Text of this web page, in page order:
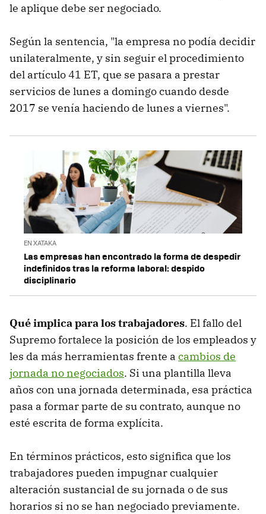
le aplique debe ser negociado.
Según la sentencia, "la empresa no podía decidir
unilateralmente, y sin seguir el procedimiento
del artículo 41 ET, que se pasara a prestar
servicios de lunes a domingo cuando desde
2017 se venía haciendo de lunes a viernes".
EN XATAKA
Las empresas han encontrado la forma de despedir
indefinidos tras la reforma laboral: despido
disciplinario
Qué implica para los trabajadores. El fallo del
Supremo fortalece la posición de los empleados y
les da más herramientas frente a cambios de
jornada no negociados. Si una plantilla lleva
años con una jornada determinada, esa práctica
pasa a formar parte de su contrato, aunque no
esté escrita de forma explícita.
En términos prácticos, esto significa que los
trabajadores pueden impugnar cualquier
alteración sustancial de su jornada o de sus
horarios si no se han negociado previamente.